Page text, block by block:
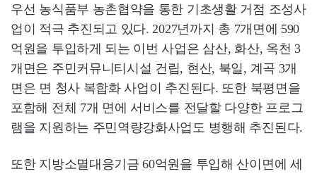
우선 농식품부 농촌협약을 통한 기초생활 거점 조성사
업이 적극 추진되고 있다. 2027년까지 총 7개면에 590
억원을 투입하게 되는 이번 사업은 삼산, 화산, 옥천 3
개면은 주민커뮤니티시설 건립, 현산, 북일, 계곡 3개
면은 면 청사 복합화 사업이 추진된다. 또한 북평면을
포함해 전체 7개 면에 서비스를 전달할 다양한 프로그
램을 지원하는 주민역량강화사업도 병행해 추진된다.
또한 지방소멸대응기금 60억원을 투입해 산이면에 세